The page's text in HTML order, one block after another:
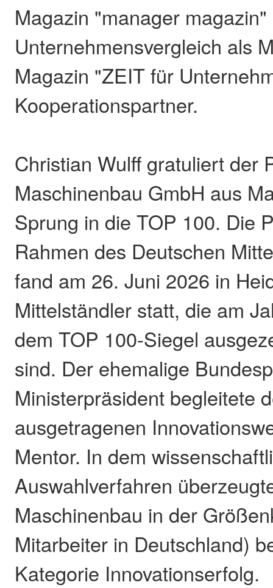
Magazin "manager
Unternehmensvergleich als
Magazin "ZEIT für
Kooperationspartner.
Christian Wulff gratuliert der
Maschinenbau GmbH aus
Sprung in die TOP 100. Die
Rahmen des Deutschen
fand am 26. Juni 2026 in
Mittelständler statt, die am
dem TOP 100-Siegel
sind. Der ehemalige
Ministerpräsident begleitete
ausgetragenen
Mentor. In dem
Auswahlverfahren
Maschinenbau in der
Mitarbeiter in Deutschland)
Kategorie Innovationserfolg.